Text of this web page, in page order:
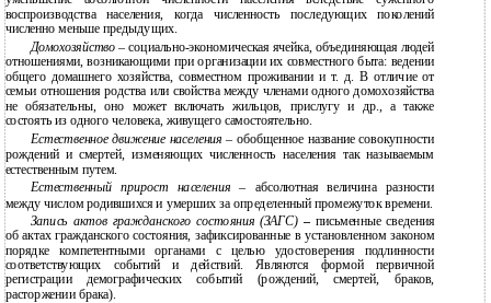
воспроизводства населения, когда численность последующих поколений
численно меньше предыдущих.
Домохозяйство– социально-экономическая ячейка, объединяющая людей
отношениями, возникающими при организации их совместного быта: ведении
общего домашнего хозяйства, совместном проживании и т. д. В отличие от
семьи отношения родства или свойства между членами одного домохозяйства
не обязательны, оно может включать жильцов, прислугу и др., а также
состоять из одного человека, живущего самостоятельно.
Естественное движение населения– обобщенное название совокупности
рождений и смертей, изменяющих численность населения так называемым
естественным путем.
Естественный прирост населения– абсолютная величина разности
между числом родившихся и умерших за определенный промежуток времени.
Запись актов гражданского состояния (ЗАГС) – письменные сведения
об актах гражданского состояния, зафиксированные в установленном законом
порядке компетентными органами с целью удостоверения подлинности
соответствующих событий и действий. Являются формой первичной
регистрации демографических событий (рождений, смертей, браков,
расторжении брака).